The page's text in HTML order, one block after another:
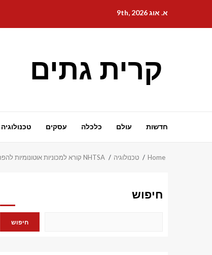
content
א. אוג 9th, 2026
קרית גתים
חדשות עולם כלכלה עסקים טכנולוגיה
Home טכנולוגיה NHTSA קורא למכוניות אוטונומיות להפריע למגיבים הראשונים
חיפוש
חיפוש